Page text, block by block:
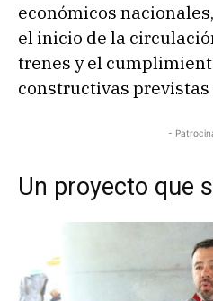
económicos
el inicio de la
trenes y el
constructivas previstas
-
Un proyecto que